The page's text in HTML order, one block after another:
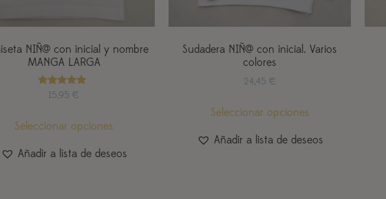
NIÑ@ con inicial y nombre
MANGA LARGA
Valorado
con
15,95 €
Seleccionar opciones
Añadir a lista de deseos
Sudadera NIÑ@ con inicial. Varios
colores
24,45 €
Seleccionar opciones
Añadir a lista de deseos